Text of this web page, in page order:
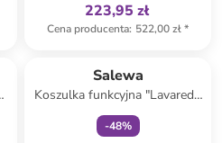
223,95 zł
Cena producenta: 522,00 zł*
Salewa
Koszulka funkcyjna "Lavaredo
Hemp" w kolorze czerwonym
-48%